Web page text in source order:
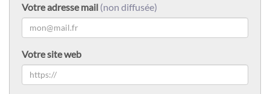
Votre adresse mail (non diffusée)
Votre site web